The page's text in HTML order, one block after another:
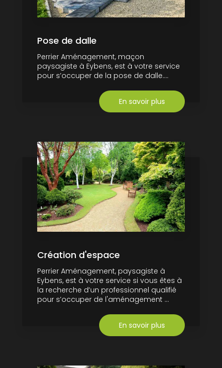
Pose de dalle
Perrier Aménagement, maçon
paysagiste à Eybens, est à votre service
pour s’occuper de la pose de dalle....
En savoir plus
Création d'espace
Perrier Aménagement, paysagiste à
Eybens, est à votre service si vous êtes à
la recherche d’un professionnel qualifié
pour s’occuper de l'aménagement ...
En savoir plus